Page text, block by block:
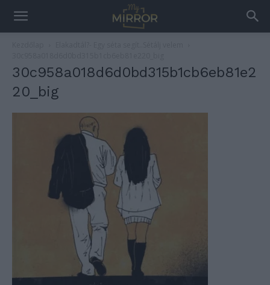
30c958a018d6d0bd315b1cb6eb81e2
20_big